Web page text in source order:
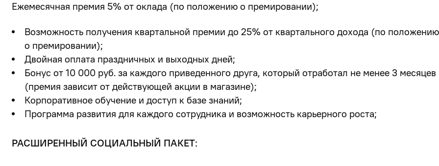
Ежемесячная премия 5% от оклада (по положению о премировании);
Возможность получения квартальной премии до 25% от квартального дохода (по положению
о премировании);
Двойная оплата праздничных и выходных дней;
Бонус от 10 000 руб. за каждого приведенного друга, который отработал не менее 3 месяцев
(премия зависит от действующей акции в магазине);
Корпоративное обучение и доступ к базе знаний;
Программа развития для каждого сотрудника и возможность карьерного роста;
РАСШИРЕННЫЙ СОЦИАЛЬНЫЙ ПАКЕТ: